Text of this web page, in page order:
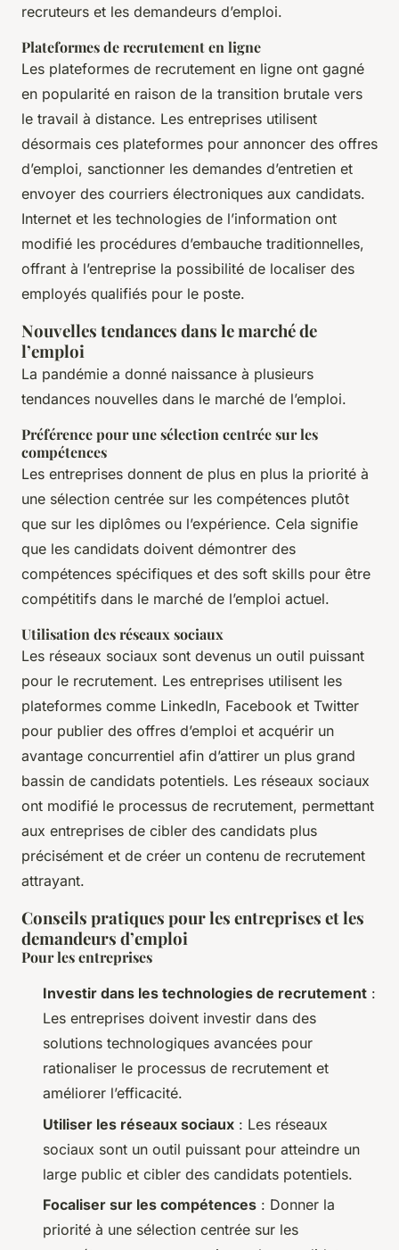
recruteurs et les demandeurs d’emploi.
Plateformes de recrutement en ligne
Les plateformes de recrutement en ligne ont gagné
en popularité en raison de la transition brutale vers
le travail à distance. Les entreprises utilisent
désormais ces plateformes pour annoncer des offres
d’emploi, sanctionner les demandes d’entretien et
envoyer des courriers électroniques aux candidats.
Internet et les technologies de l’information ont
modifié les procédures d’embauche traditionnelles,
offrant à l’entreprise la possibilité de localiser des
employés qualifiés pour le poste.
Nouvelles tendances dans le marché de
l’emploi
La pandémie a donné naissance à plusieurs
tendances nouvelles dans le marché de l’emploi.
Préférence pour une sélection centrée sur les
compétences
Les entreprises donnent de plus en plus la priorité à
une sélection centrée sur les compétences plutôt
que sur les diplômes ou l’expérience. Cela signifie
que les candidats doivent démontrer des
compétences spécifiques et des soft skills pour être
compétitifs dans le marché de l’emploi actuel.
Utilisation des réseaux sociaux
Les réseaux sociaux sont devenus un outil puissant
pour le recrutement. Les entreprises utilisent les
plateformes comme LinkedIn, Facebook et Twitter
pour publier des offres d’emploi et acquérir un
avantage concurrentiel afin d’attirer un plus grand
bassin de candidats potentiels. Les réseaux sociaux
ont modifié le processus de recrutement, permettant
aux entreprises de cibler des candidats plus
précisément et de créer un contenu de recrutement
attrayant.
Conseils pratiques pour les entreprises et les
demandeurs d’emploi
Pour les entreprises
Investir dans les technologies de recrutement :
Les entreprises doivent investir dans des
solutions technologiques avancées pour
rationaliser le processus de recrutement et
améliorer l’efficacité.
Utiliser les réseaux sociaux : Les réseaux
sociaux sont un outil puissant pour atteindre un
large public et cibler des candidats potentiels.
Focaliser sur les compétences : Donner la
priorité à une sélection centrée sur les